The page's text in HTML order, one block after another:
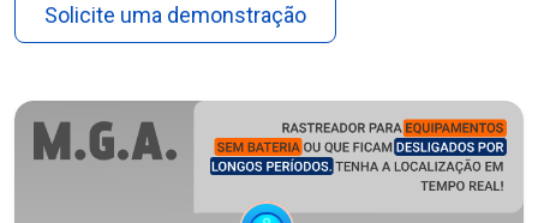
Solicite uma demonstração